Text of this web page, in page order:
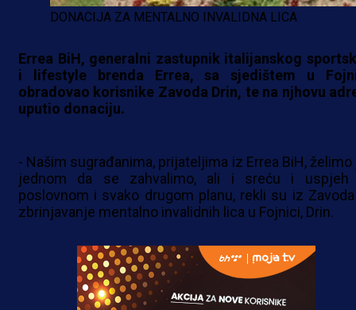
DONACIJA ZA MENTALNO INVALIDNA LICA
Errea BiH, generalni zastupnik italijanskog
i lifestyle brenda Errea, sa sjedištem u
obradovao korisnike Zavoda Drin, te na njhovu
uputio donaciju.
- Našim sugrađanima, prijateljima iz Errea BiH, želimo
jednom da se zahvalimo, ali i sreću i uspjeh
poslovnom i svako drugom planu, rekli su iz
zbrinjavanje mentalno invalidnih lica u Fojnici, Drin.